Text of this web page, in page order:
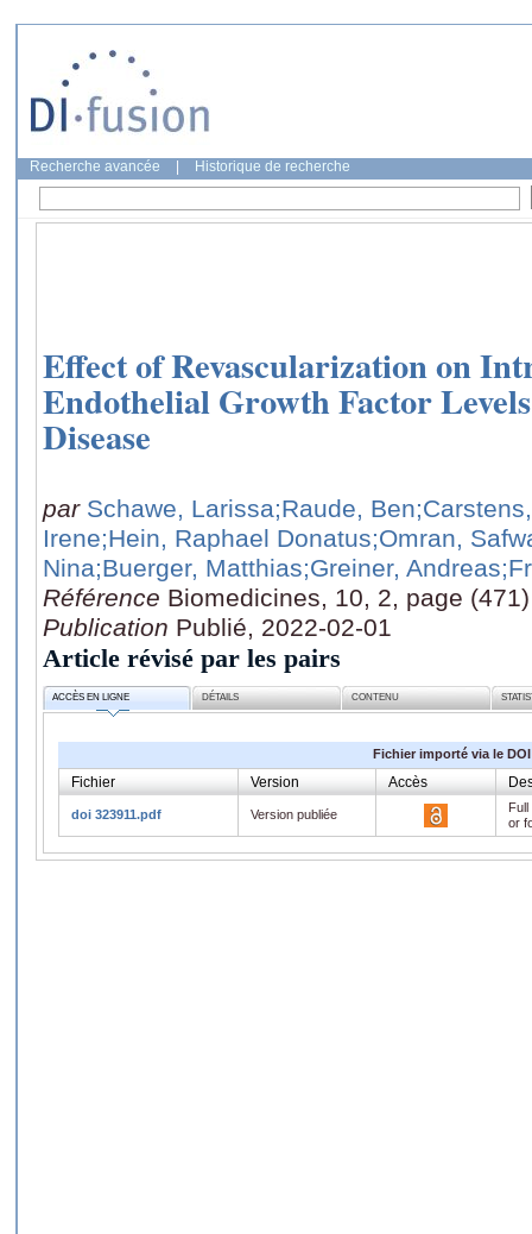
Recherche avancée Historique de recherche
Effect of Revascularization on
Endothelial Growth Factor
Disease
par Schawe, Larissa;Raude, Ben
Irene;Hein, Raphael Donatus;Omran,
Nina;Buerger, Matthias;Greiner, Andreas
Référence Biomedicines, 10, 2, page (471)
Publication Publié, 2022-02-01
Article révisé par les pairs
ACCÈS EN LIGNE DÉTAILS CONTENU
Fichier importé via le DOI
Fichier Version Accès
doi 323911.pdf Version publiée
or